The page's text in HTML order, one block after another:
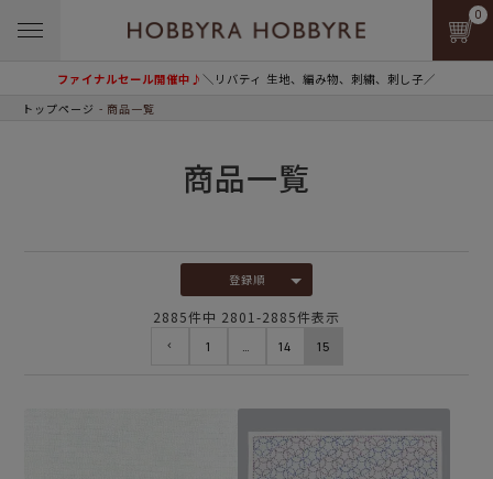
ファイナルセール開催中♪＼リバティ 生地、編み物、刺繍、刺し子／
0
トップページ 商品一覧
商品一覧
登録順
2885件中 2801 -2885件表示
1 14 15